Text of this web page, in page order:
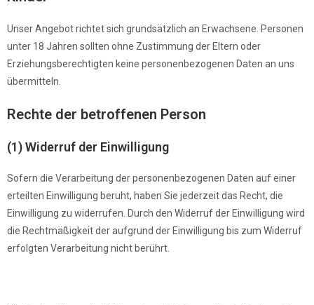
Unser Angebot richtet sich grundsätzlich an Erwachsene. Personen
unter 18 Jahren sollten ohne Zustimmung der Eltern oder
Erziehungsberechtigten keine personenbezogenen Daten an uns
übermitteln.
Rechte der betroffenen Person
(1) Widerruf der Einwilligung
Sofern die Verarbeitung der personenbezogenen Daten auf einer
erteilten Einwilligung beruht, haben Sie jederzeit das Recht, die
Einwilligung zu widerrufen. Durch den Widerruf der Einwilligung wird
die Rechtmäßigkeit der aufgrund der Einwilligung bis zum Widerruf
erfolgten Verarbeitung nicht berührt.